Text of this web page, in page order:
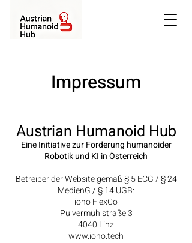
Impressum
Austrian Humanoid Hub
Eine Initiative zur Förderung humanoider
Robotik und KI in Österreich
Betreiber der Website gemäß § 5 ECG / § 24
MedienG / § 14 UGB:
iono FlexCo
Pulvermühlstraße 3
4040 Linz
www.iono.tech